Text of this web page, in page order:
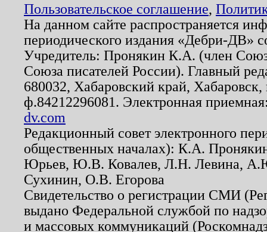
Пользовательское соглашение,
На данном сайте распространяется
периодического издания «Дебри-ДВ»
Учредитель: Пронякин К.А. (член
Союза писателей России). Главный
680032, Хабаровский край,
ф.84212296081. Электронная
dv.com
Редакционный совет электронного
общественных началах): К.А.
Юрьев, Ю.В. Ковалев, Л.Н. Левина,
Сухинин, О.В. Егорова
Свидетельство о регистрации СМИ
выдано Федеральной службой по
и массовых коммуникаций